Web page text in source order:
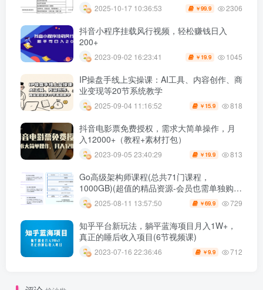
2025-10-17 10:36:53 ￥99.9 2306
抖音小程序挂载风行视频，轻松赚钱日入
200+
2023-09-02 16:23:41 ￥ 19.9 1045
IP操盘手线上实操课：AI工具、内容创作、商
业变现等20节系统教学
2025-09-04 11:16:52 ￥ 15.9 818
抖音电影票免费授权，需求大简单操作，月
入12000+（教程+素材打包）
2023-09-05 23:40:29 ￥ 19.9 813
Go高级架构师课程(总共71门课程，
1000GB)(超值的精品资源-会员也需单独购买
哦)
2025-08-11 13:57:50 ￥69.9 729
知乎平台新玩法，躺平蓝海项目月入1W+，
真正的睡后收入项目(6节视频课)
2023-07-16 22:36:46 ￥9.9 712